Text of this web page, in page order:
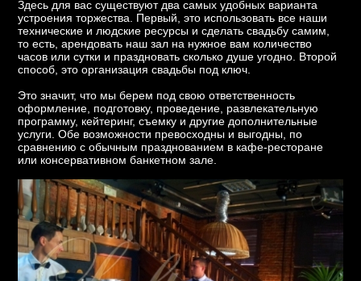
Здесь для вас существуют два самых удобных варианта
устроения торжества. Первый, это использовать все наши
технические и людские ресурсы и сделать свадьбу самим,
то есть, арендовать наш зал на нужное вам количество
часов или сутки и праздновать сколько душе угодно. Второй
способ, это организация свадьбы под ключ.
Это значит, что мы берем под свою ответственность
оформление, подготовку, проведение, развлекательную
программу, кейтеринг, съемку и другие дополнительные
услуги. Обе возможности превосходны и выгодны, по
сравнению с обычным празднованием в кафе-ресторане
или консервативном банкетном зале.